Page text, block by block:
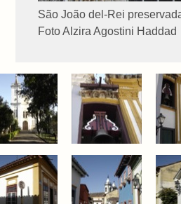
São João del-Rei
Foto Alzira Agostini Haddad